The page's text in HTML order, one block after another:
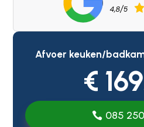
Afvoer keuken/
€
085